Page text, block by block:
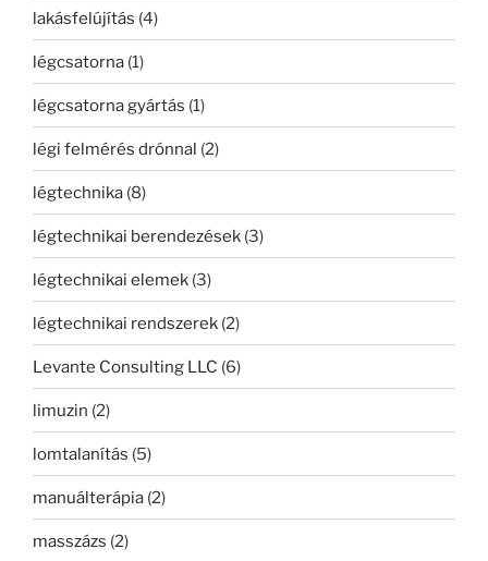
lakásfelújítás (4)
légcsatorna (1)
légcsatorna gyártás (1)
légi felmérés drónnal (2)
légtechnika (8)
légtechnikai berendezések (3)
légtechnikai elemek (3)
légtechnikai rendszerek (2)
Levante Consulting LLC (6)
limuzin (2)
lomtalanítás (5)
manuálterápia (2)
masszázs (2)